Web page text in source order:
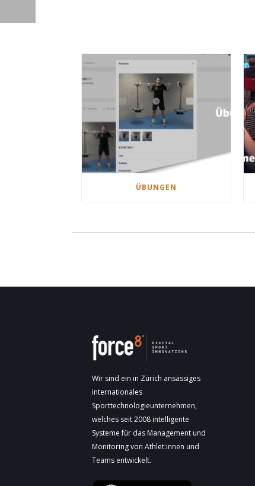
ÜBUNGEN
Wir sind ein in Zürich ansässiges
internationales
Sporttechnologieunternehmen,
welches seit 2008 intelligente
Systeme für das Management und
Monitoring von Athlet:innen und
Teams entwickelt.